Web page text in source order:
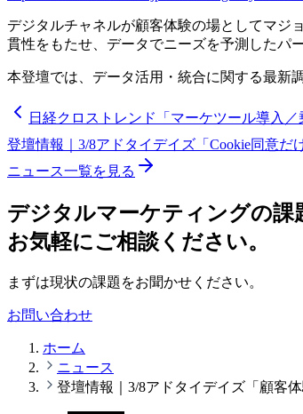
デジタルチャネルが顧客体験の場としてマジ
貫性をもたせ、データでニーズを予測したパ
本登壇では、データ活用・統合に関する最新
日経クロストレンド「マーケツール導入
登壇情報｜3/8アドタイデイズ「Cookie同意だ
ニュース一覧を見る
デジタルマーケティングの課
お気軽にご相談ください。
まずは現状の課題をお聞かせください。
お問い合わせ
ホーム
ニュース
登壇情報｜3/8アドタイデイズ「顧客